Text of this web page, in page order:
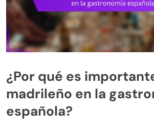
¿Por qué es
madrileño en la
española?